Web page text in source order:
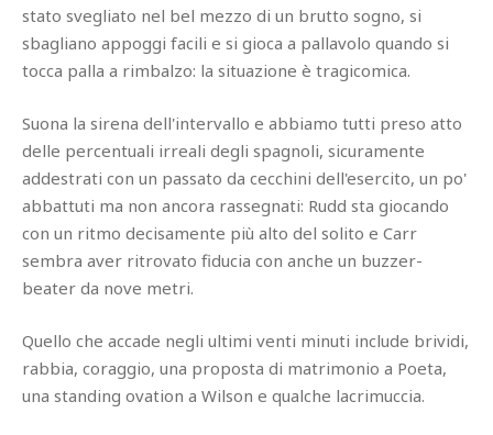
stato svegliato nel bel mezzo di un brutto sogno, si
sbagliano appoggi facili e si gioca a pallavolo quando si
tocca palla a rimbalzo: la situazione è tragicomica.
Suona la sirena dell'intervallo e abbiamo tutti preso atto
delle percentuali irreali degli spagnoli, sicuramente
addestrati con un passato da cecchini dell'esercito, un po'
abbattuti ma non ancora rassegnati: Rudd sta giocando
con un ritmo decisamente più alto del solito e Carr
sembra aver ritrovato fiducia con anche un buzzer-
beater da nove metri.
Quello che accade negli ultimi venti minuti include brividi,
rabbia, coraggio, una proposta di matrimonio a Poeta,
una standing ovation a Wilson e qualche lacrimuccia.